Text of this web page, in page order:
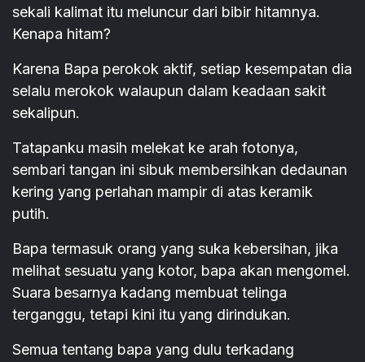
sekali kalimat itu meluncur dari bibir hitamnya.
Kenapa hitam?
Karena Bapa perokok aktif, setiap kesempatan dia
selalu merokok walaupun dalam keadaan sakit
sekalipun.
Tatapanku masih melekat ke arah fotonya,
sembari tangan ini sibuk membersihkan dedaunan
kering yang perlahan mampir di atas keramik
putih.
Bapa termasuk orang yang suka kebersihan, jika
melihat sesuatu yang kotor, bapa akan mengomel.
Suara besarnya kadang membuat telinga
terganggu, tetapi kini itu yang dirindukan.
Semua tentang bapa yang dulu terkadang